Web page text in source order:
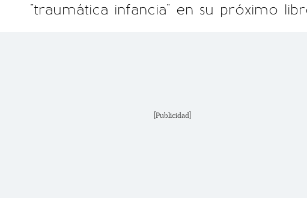
"traumática infancia" en su próximo
[Publicidad]